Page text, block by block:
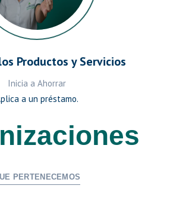
Productos y Servicios
Inicia a Ahorrar
a un préstamo.
PERTENECEMOS